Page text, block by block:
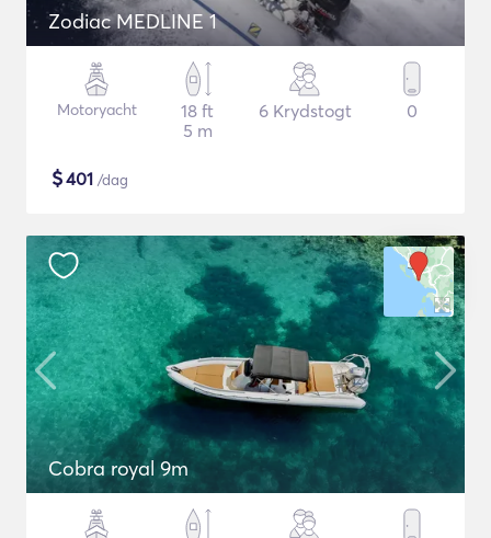
Zodiac MEDLINE 1
Motoryacht
18 ft
5 m
6 Krydstogt 0
$401 /dag
Cobra royal 9m